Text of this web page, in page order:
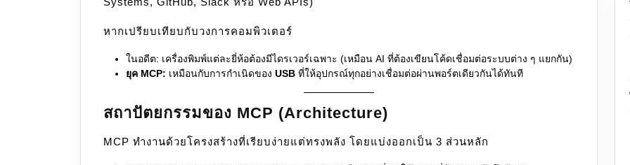
หากเปรียบเทียบกับวงการคอมพิวเตอร์
ในอดีต: เครื่องพิมพ์แต่ละยี่ห้อต้องมีไดรเวอร์เฉพาะ (เหมือน AI ที่ต้องเขียนโค้ดเชื่อมต่อระบบต่าง ๆ แยกกัน)
ยุค MCP: เหมือนกับการกำเนิดของ USB ที่ให้อุปกรณ์ทุกอย่างเชื่อมต่อผ่านพอร์ตเดียวกันได้ทันที
สถาปัตยกรรมของ MCP (Architecture)
MCP ทำงานด้วยโครงสร้างที่เรียบง่ายแต่ทรงพลัง โดยแบ่งออกเป็น 3 ส่วนหลัก